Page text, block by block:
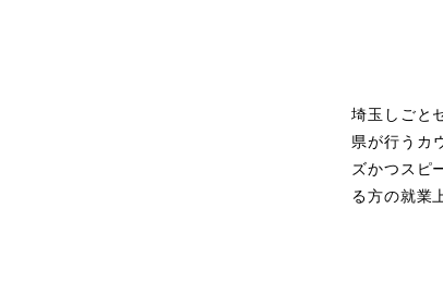
埼玉しごと
県が行うカ
ズかつスピ
る方の就業